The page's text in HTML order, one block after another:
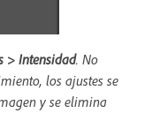
> Intensidad. No
los ajustes se
y se elimina